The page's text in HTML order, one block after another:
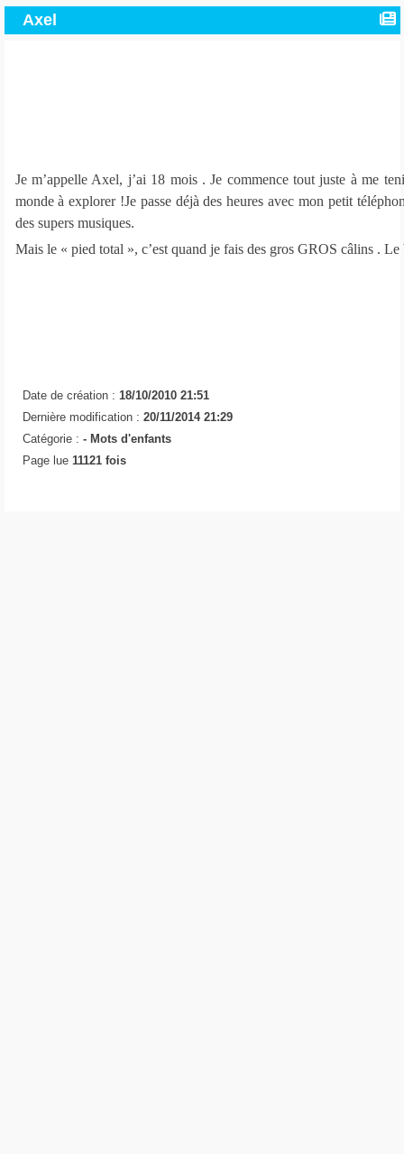
Axel
Je m’appelle Axel, j’ai 18 mois . Je commence tout juste à me
monde à explorer !Je passe déjà des heures avec mon petit
des supers musiques.
Mais le « pied total », c’est quand je fais des gros GROS câlins .
Date de création : 18/10/2010 21:51
Dernière modification : 20/11/2014 21:29
Catégorie : - Mots d'enfants
Page lue 11121 fois